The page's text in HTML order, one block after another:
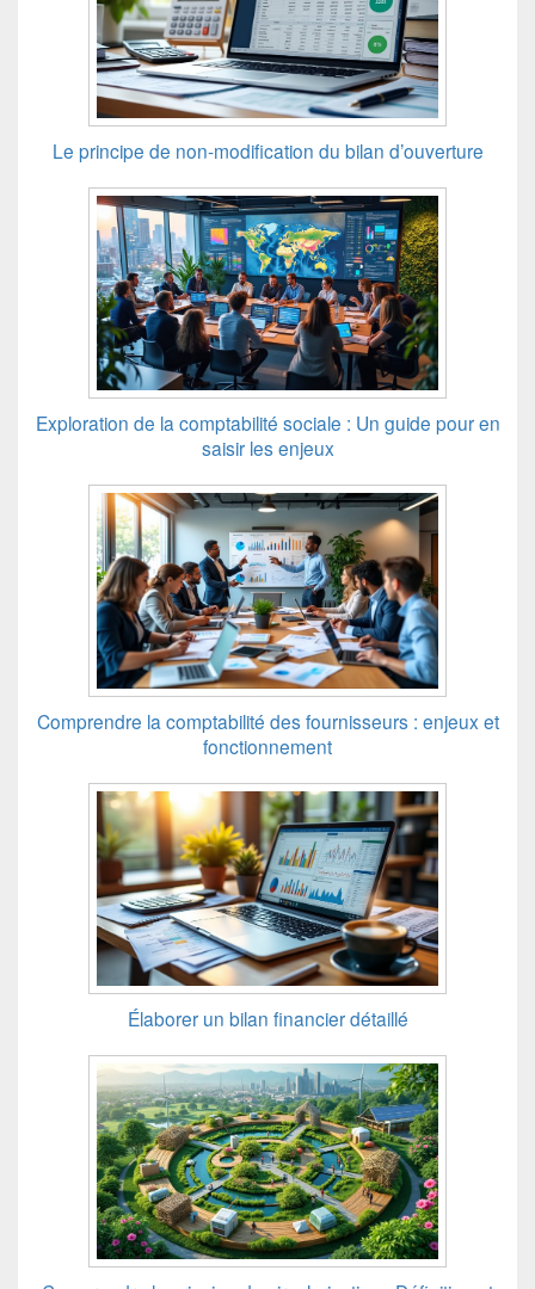
Le principe de non-modification du bilan d’ouverture
Exploration de la comptabilité sociale : Un guide pour en
saisir les enjeux
Comprendre la comptabilité des fournisseurs : enjeux et
fonctionnement
Élaborer un bilan financier détaillé